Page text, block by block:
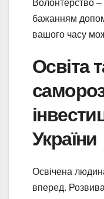
Волонтерство
бажанням
вашого часу
Освіта
України
Освічена
вперед.